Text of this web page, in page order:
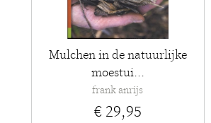
Mulchen in de natuurlijke
moestui...
frank anrijs
€ 29,95